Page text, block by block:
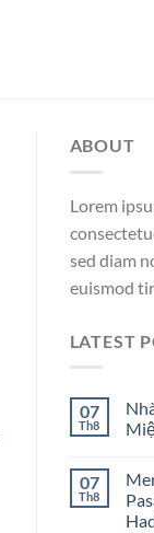
ABOUT
Lorem
sed diam
euismod
LATEST
07
Th8
07
Th8